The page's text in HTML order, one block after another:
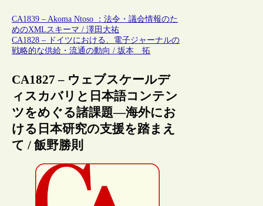
CA1839 – Akoma Ntoso ：法令・議会情報のた
めのXMLスキーマ / 澤田大祐
CA1828 – ドイツにおける、電子ジャーナルの
戦略的な供給・流通の動向 / 坂本 拓
CA1827 – ウェブスケールデ
ィスカバリと日本語コンテン
ツをめぐる諸課題―海外にお
ける日本研究の支援を踏まえ
て / 飯野勝則